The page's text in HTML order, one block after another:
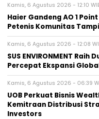
Kamis, 6 Agustus 2026 - 12:10
Haier Gandeng AO 1
Petenis Komunitas
Kamis, 6 Agustus 2026 - 12:08
SUS ENVIRONMENT
Percepat Ekspansi
Kamis, 6 Agustus 2026 - 06:39
UOB Perkuat Bisnis
Kemitraan Distribusi
Investors